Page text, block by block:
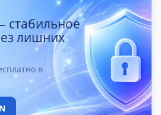
стабильное
лишних
в